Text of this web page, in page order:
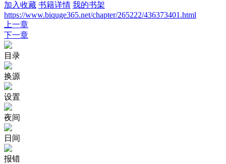
加入收藏 书籍详情 我的书架
https://www.biquge365.net/chapter/265222/436373401.html
上一章
下一章
目录
换源
设置
夜间
日间
报错